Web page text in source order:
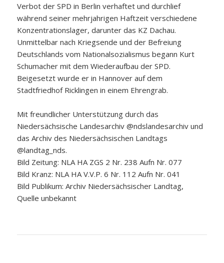
Verbot der SPD in Berlin verhaftet und durchlief
während seiner mehrjahrigen Haftzeit verschiedene
Konzentrationslager, darunter das KZ Dachau.
Unmittelbar nach Kriegsende und der Befreiung
Deutschlands vom Nationalsozialismus begann Kurt
Schumacher mit dem Wiederaufbau der SPD.
Beigesetzt wurde er in Hannover auf dem
Stadtfriedhof Ricklingen in einem Ehrengrab.
Mit freundlicher Unterstützung durch das
Niedersächsische Landesarchiv @ndslandesarchiv und
das Archiv des Niedersächsischen Landtags
@landtag_nds.
Bild Zeitung: NLA HA ZGS 2 Nr. 238 Aufn Nr. 077
Bild Kranz: NLA HA V.V.P. 6 Nr. 112 Aufn Nr. 041
Bild Publikum: Archiv Niedersächsischer Landtag,
Quelle unbekannt